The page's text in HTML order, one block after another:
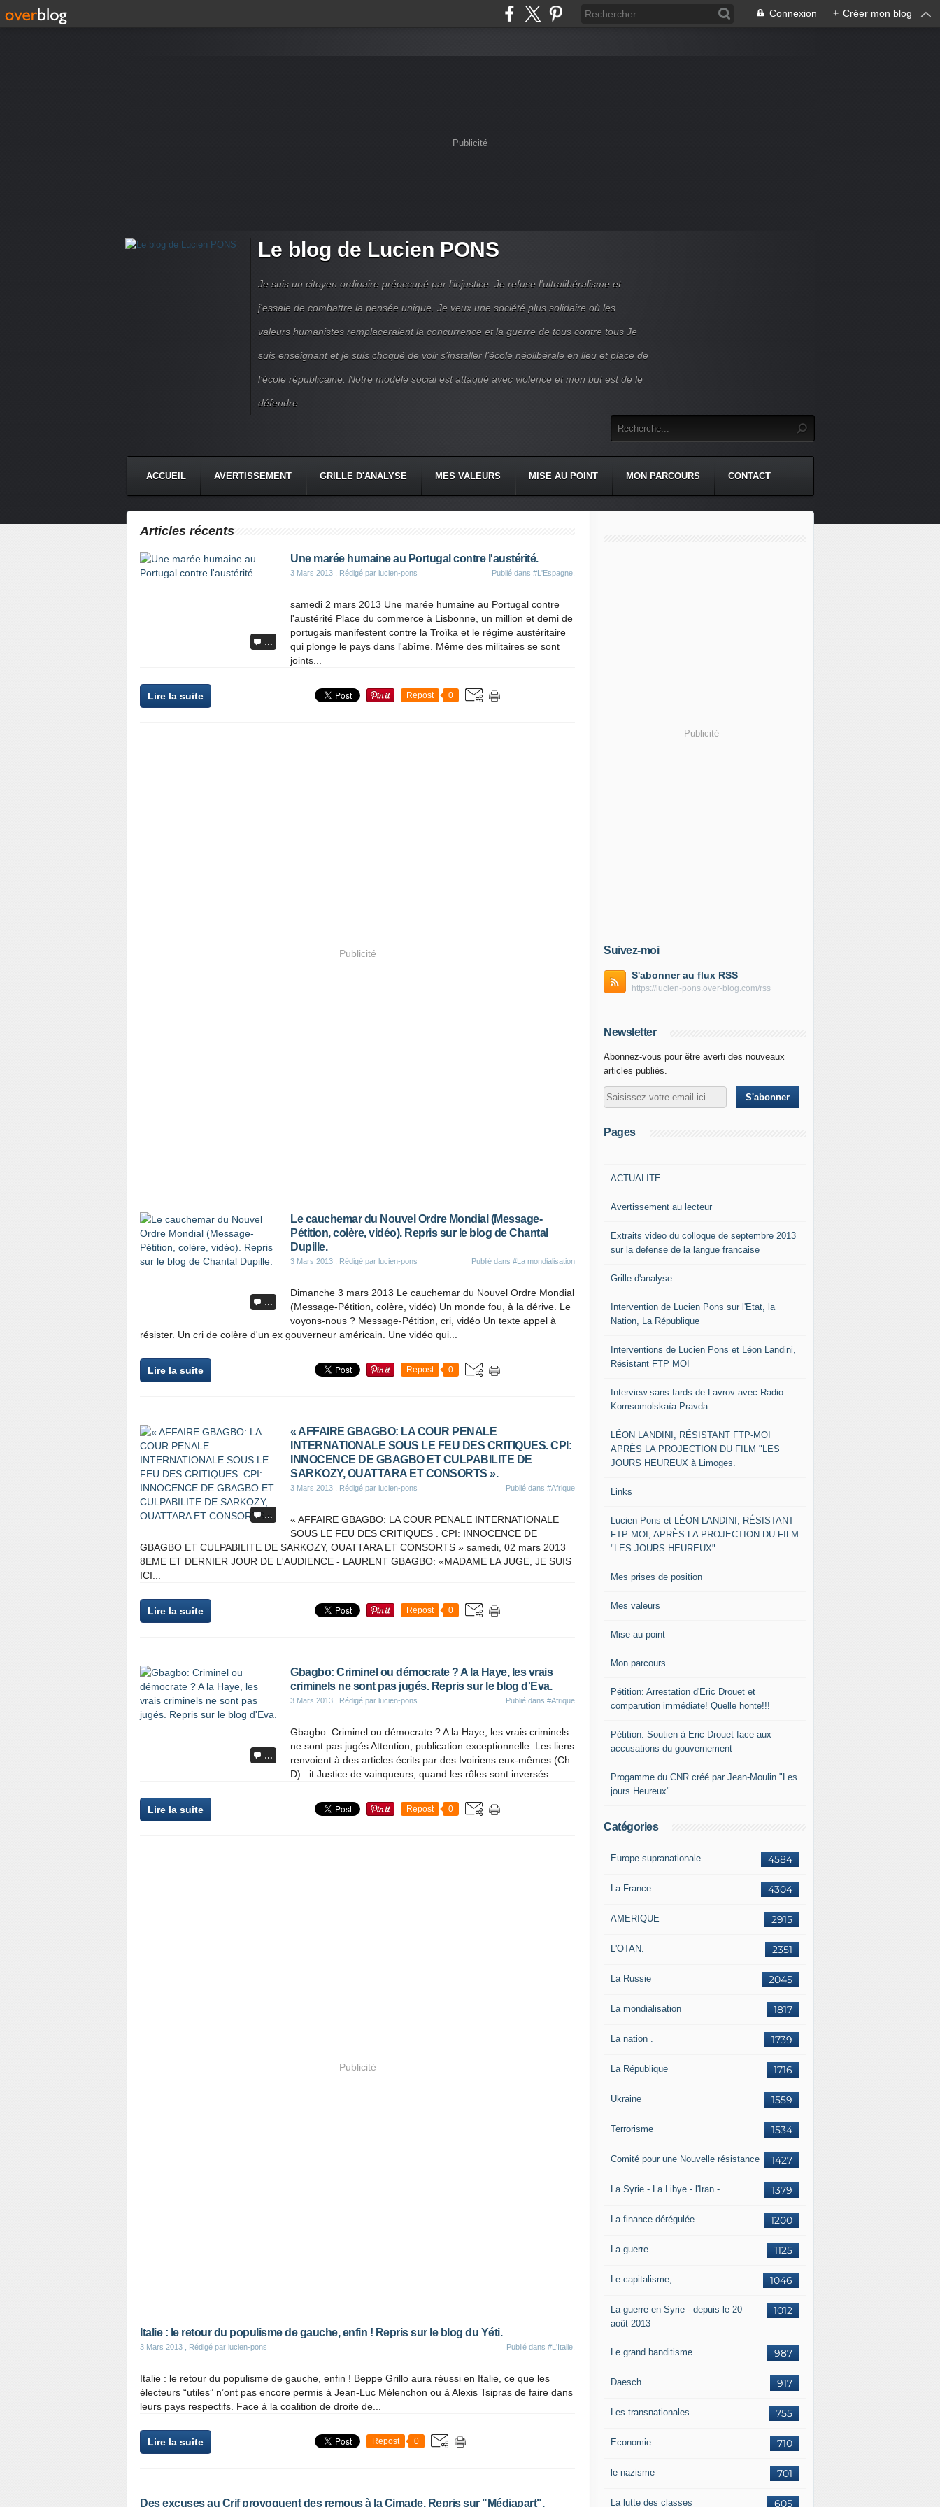
Connexion + Créer mon blog
Publicité
Le blog de Lucien PONS
Je suis un citoyen ordinaire préoccupé par l’injustice. Je refuse l'ultralibéralisme et
j'essaie de combattre la pensée unique. Je veux une société plus solidaire où les
valeurs humanistes remplaceraient la concurrence et la guerre de tous contre tous Je
suis enseignant et je suis choqué de voir s’installer l’école néolibérale en lieu et place de
l’école républicaine. Notre modèle social est attaqué avec violence et mon but est de le
défendre
ACCUEIL AVERTISSEMENT GRILLE D'ANALYSE MES VALEURS MISE AU POINT MON PARCOURS CONTACT
Articles récents
…
Une marée humaine au Portugal contre l'austérité.
3 Mars 2013 , Rédigé par lucien-pons Publié dans #L'Espagne.
samedi 2 mars 2013 Une marée humaine au Portugal contre
l'austérité Place du commerce à Lisbonne, un million et demi de
portugais manifestent contre la Troïka et le régime austéritaire
qui plonge le pays dans l'abîme. Même des militaires se sont
joints...
Lire la suite Repost 0
Publicité
…
Le cauchemar du Nouvel Ordre Mondial (Message-
Pétition, colère, vidéo). Repris sur le blog de Chantal
Dupille.
3 Mars 2013 , Rédigé par lucien-pons Publié dans #La mondialisation
Dimanche 3 mars 2013 Le cauchemar du Nouvel Ordre Mondial
(Message-Pétition, colère, vidéo) Un monde fou, à la dérive. Le
voyons-nous ? Message-Pétition, cri, vidéo Un texte appel à
résister. Un cri de colère d'un ex gouverneur américain. Une vidéo qui...
Lire la suite Repost 0
…
« AFFAIRE GBAGBO: LA COUR PENALE
INTERNATIONALE SOUS LE FEU DES CRITIQUES. CPI:
INNOCENCE DE GBAGBO ET CULPABILITE DE
SARKOZY, OUATTARA ET CONSORTS ».
3 Mars 2013 , Rédigé par lucien-pons Publié dans #Afrique
« AFFAIRE GBAGBO: LA COUR PENALE INTERNATIONALE
SOUS LE FEU DES CRITIQUES . CPI: INNOCENCE DE
GBAGBO ET CULPABILITE DE SARKOZY, OUATTARA ET CONSORTS » samedi, 02 mars 2013
8EME ET DERNIER JOUR DE L'AUDIENCE - LAURENT GBAGBO: «MADAME LA JUGE, JE SUIS
ICI...
Lire la suite Repost 0
…
Gbagbo: Criminel ou démocrate ? A la Haye, les vrais
criminels ne sont pas jugés. Repris sur le blog d'Eva.
3 Mars 2013 , Rédigé par lucien-pons Publié dans #Afrique
Gbagbo: Criminel ou démocrate ? A la Haye, les vrais criminels
ne sont pas jugés Attention, publication exceptionnelle. Les liens
renvoient à des articles écrits par des Ivoiriens eux-mêmes (Ch
D) . it Justice de vainqueurs, quand les rôles sont inversés...
Lire la suite Repost 0
Publicité
Italie : le retour du populisme de gauche, enfin ! Repris sur le blog du Yéti.
3 Mars 2013 , Rédigé par lucien-pons Publié dans #L'Italie.
Italie : le retour du populisme de gauche, enfin ! Beppe Grillo aura réussi en Italie, ce que les
électeurs “utiles” n’ont pas encore permis à Jean-Luc Mélenchon ou à Alexis Tsipras de faire dans
leurs pays respectifs. Face à la coalition de droite de...
Lire la suite Repost 0
Des excuses au Crif provoquent des remous à la Cimade. Repris sur "Médiapart".
Publicité
Suivez-moi
S'abonner au flux RSS
https://lucien-pons.over-blog.com/rss
Newsletter
Abonnez-vous pour être averti des nouveaux
articles publiés.
Pages
ACTUALITE
Avertissement au lecteur
Extraits video du colloque de septembre 2013
sur la defense de la langue francaise
Grille d'analyse
Intervention de Lucien Pons sur l'Etat, la
Nation, La République
Interventions de Lucien Pons et Léon Landini,
Résistant FTP MOI
Interview sans fards de Lavrov avec Radio
Komsomolskaïa Pravda
LÉON LANDINI, RÉSISTANT FTP-MOI
APRÈS LA PROJECTION DU FILM "LES
JOURS HEUREUX à Limoges.
Links
Lucien Pons et LÉON LANDINI, RÉSISTANT
FTP-MOI, APRÈS LA PROJECTION DU FILM
"LES JOURS HEUREUX".
Mes prises de position
Mes valeurs
Mise au point
Mon parcours
Pétition: Arrestation d'Eric Drouet et
comparution immédiate! Quelle honte!!!
Pétition: Soutien à Eric Drouet face aux
accusations du gouvernement
Progamme du CNR créé par Jean-Moulin "Les
jours Heureux"
Catégories
4584
Europe supranationale
4304
La France
2915
AMERIQUE
2351
L'OTAN.
2045
La Russie
1817
La mondialisation
1739
La nation .
1716
La République
1559
Ukraine
1534
Terrorisme
1427
Comité pour une Nouvelle résistance
1379
La Syrie - La Libye - l'Iran -
1200
La finance dérégulée
1125
La guerre
1046
Le capitalisme;
1012
La guerre en Syrie - depuis le 20
août 2013
987
Le grand banditisme
917
Daesch
755
Les transnationales
710
Economie
701
le nazisme
605
La lutte des classes